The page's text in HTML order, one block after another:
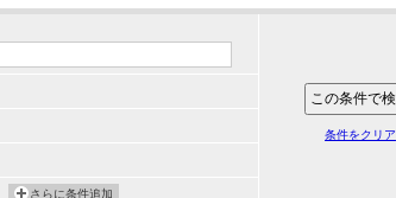
さらに条件追加
条件をクリア